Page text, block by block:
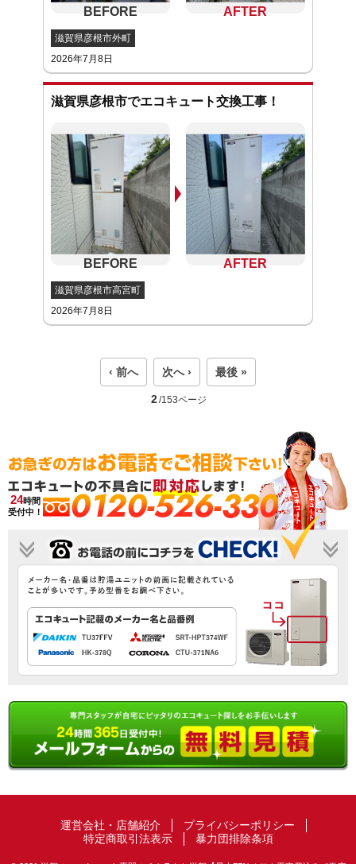
滋賀県彦根市外町
2026年7月8日
滋賀県彦根市でエコキュート交換工事！
滋賀県彦根市高宮町
2026年7月8日
‹ 前へ 次へ › 最後 »
2/153ページ
24時間
受付中！
0120-526-330
運営会社・店舗紹介
プライバシーポリシー
特定商取引法表示
暴力団排除条項